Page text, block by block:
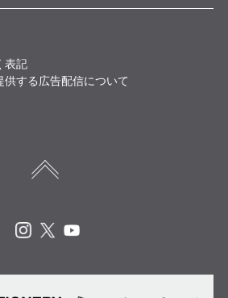
表記
する広告配信について